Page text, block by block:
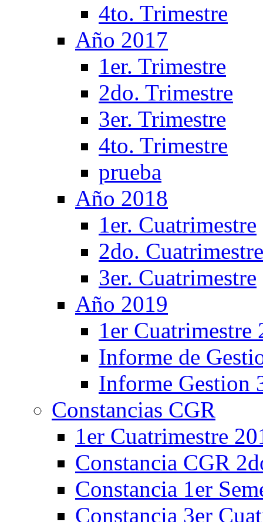
4to. Trimestre
Año 2017
1er. Trimestre
2do. Trimestre
3er. Trimestre
4to. Trimestre
prueba
Año 2018
1er. Cuatrimestre
2do. Cuatrimestre
3er. Cuatrimestre
Año 2019
1er Cuatrimestre
Informe de
Informe Gestion
Constancias CGR
1er Cuatrimestre
Constancia CGR
Constancia 1er
Constancia 3er